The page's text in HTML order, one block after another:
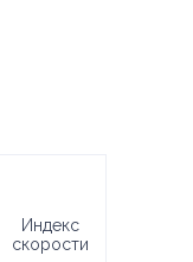
Индекс
скорости